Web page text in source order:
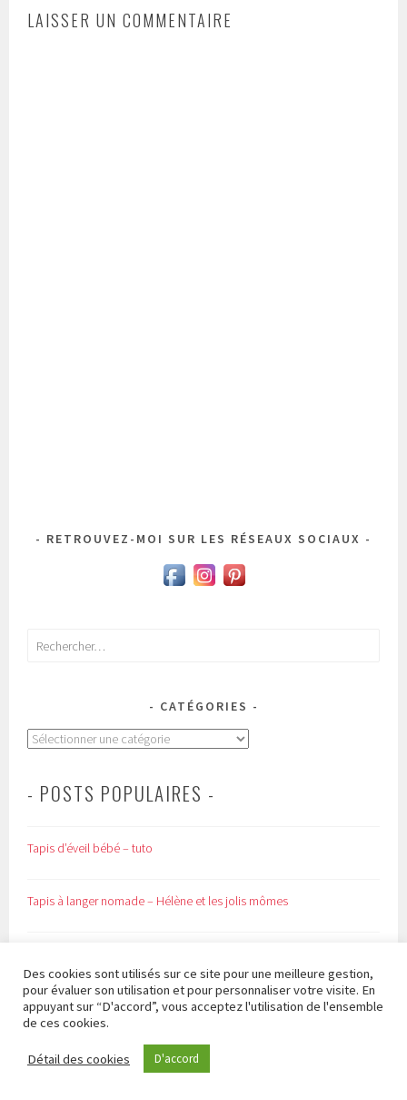
LAISSER UN COMMENTAIRE
RETROUVEZ-MOI SUR LES RÉSEAUX SOCIAUX
Rechercher :
CATÉGORIES
Catégories
- POSTS POPULAIRES -
Tapis d’éveil bébé – tuto
Tapis à langer nomade – Hélène et les jolis mômes
Couverture bébé – tuto
Cape de bain bébé – tuto
Des cookies sont utilisés sur ce site pour une meilleure gestion,
pour évaluer son utilisation et pour personnaliser votre visite. En
appuyant sur “D'accord”, vous acceptez l'utilisation de l'ensemble
de ces cookies.
Détail des cookies D'accord